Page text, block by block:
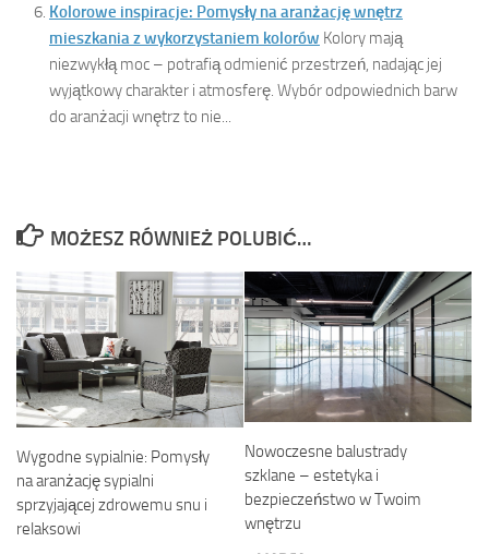
Kolorowe inspiracje: Pomysły na aranżację wnętrz
mieszkania z wykorzystaniem kolorów Kolory mają
niezwykłą moc – potrafią odmienić przestrzeń, nadając jej
wyjątkowy charakter i atmosferę. Wybór odpowiednich barw
do aranżacji wnętrz to nie...
MOŻESZ RÓWNIEŻ POLUBIĆ…
Wygodne sypialnie: Pomysły
na aranżację sypialni
sprzyjającej zdrowemu snu i
relaksowi
Nowoczesne balustrady
szklane – estetyka i
bezpieczeństwo w Twoim
wnętrzu